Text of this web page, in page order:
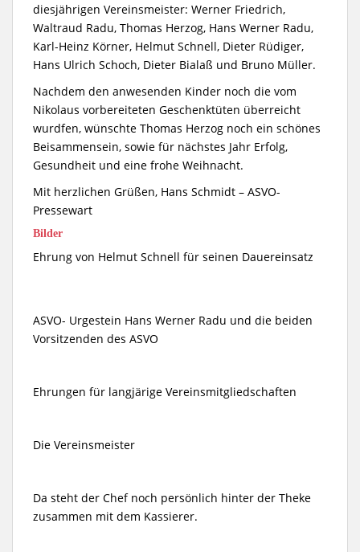
diesjährigen Vereinsmeister: Werner Friedrich,
Waltraud Radu, Thomas Herzog, Hans Werner Radu,
Karl-Heinz Körner, Helmut Schnell, Dieter Rüdiger,
Hans Ulrich Schoch, Dieter Bialaß und Bruno Müller.
Nachdem den anwesenden Kinder noch die vom
Nikolaus vorbereiteten Geschenktüten überreicht
wurdfen, wünschte Thomas Herzog noch ein schönes
Beisammensein, sowie für nächstes Jahr Erfolg,
Gesundheit und eine frohe Weihnacht.
Mit herzlichen Grüßen, Hans Schmidt – ASVO-
Pressewart
Bilder
Ehrung von Helmut Schnell für seinen Dauereinsatz
ASVO- Urgestein Hans Werner Radu und die beiden
Vorsitzenden des ASVO
Ehrungen für langjärige Vereinsmitgliedschaften
Die Vereinsmeister
Da steht der Chef noch persönlich hinter der Theke
zusammen mit dem Kassierer.